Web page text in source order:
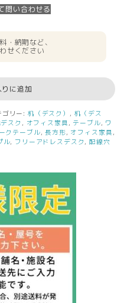
問い合わせる
・納期など、
せください
に追加
ゴリー: 机（デスク） , 机（デス
スク , オフィス家具 , テーブル, ワ
クテーブル,長方形, オフィス家具 ,
ル, フリーアドレスデスク ,配線穴